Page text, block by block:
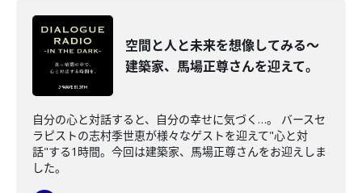
空間と人と未来を想像してみる～
建築家、馬場正尊さんを迎えて。
自分の心と対話すると、自分の幸せに気づく…。 バースセ
ラピストの志村季世恵が様々なゲストを迎えて"心と対
話"する1時間。今回は建築家、馬場正尊さんをお迎えしま
した。